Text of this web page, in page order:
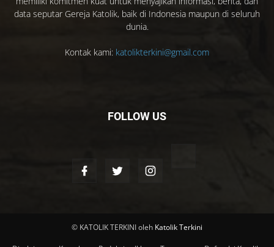
data seputar Gereja Katolik, baik di Indonesia maupun di seluruh
dunia.
Kontak kami: katolikterkini@gmail.com
FOLLOW US
© KATOLIK TERKINI oleh Katolik Terkini